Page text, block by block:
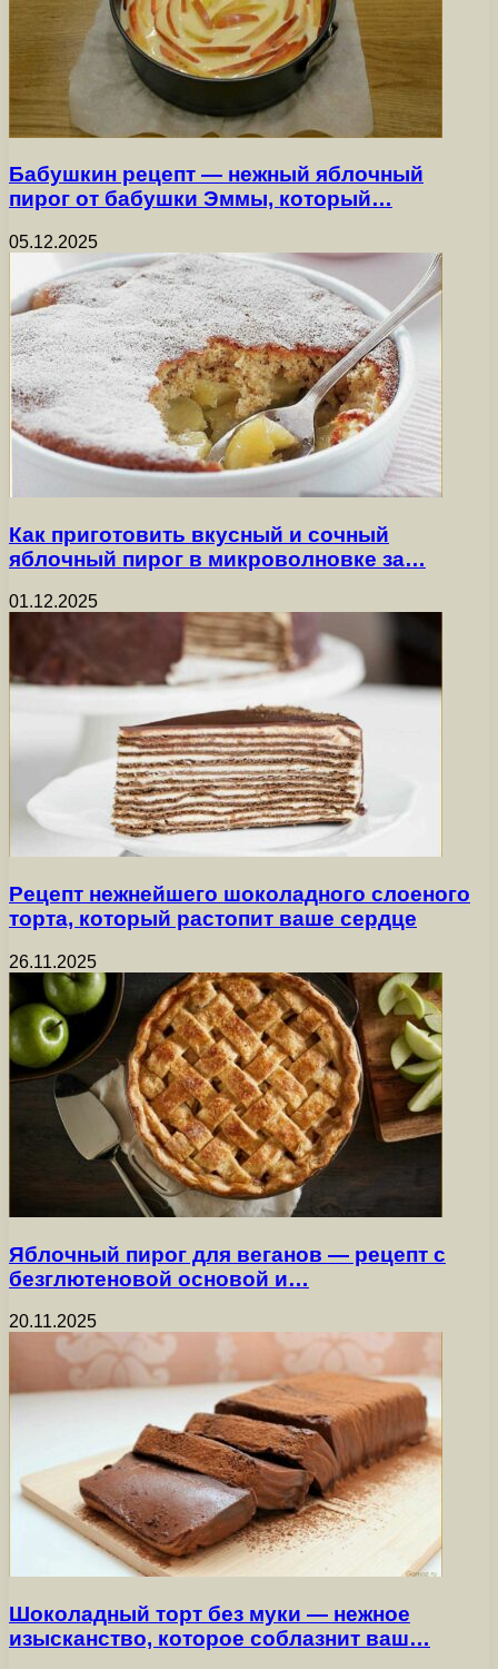
Бабушкин рецепт — нежный яблочный
пирог от бабушки Эммы, который…
05.12.2025
Как приготовить вкусный и сочный
яблочный пирог в микроволновке за…
01.12.2025
Рецепт нежнейшего шоколадного слоеного
торта, который растопит ваше сердце
26.11.2025
Яблочный пирог для веганов — рецепт с
безглютеновой основой и…
20.11.2025
Шоколадный торт без муки — нежное
изысканство, которое соблазнит ваш…